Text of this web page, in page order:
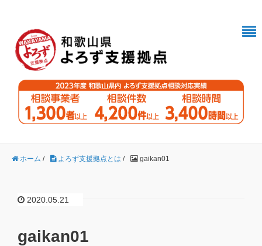
ホーム / よろず支援拠点とは / gaikan01
2020.05.21
gaikan01